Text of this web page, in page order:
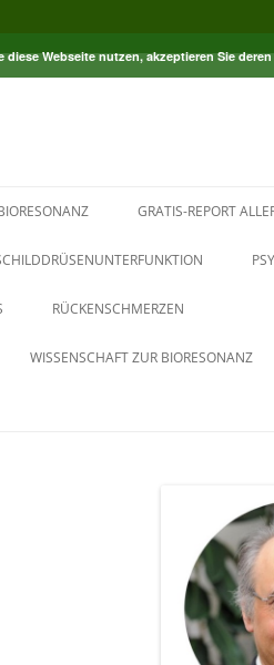
GRATIS-REPORT
RÜCKENSCHMERZEN
WISSENSCHAFT ZUR BIORESONANZ
diese Webseite nutzen, akzeptieren Sie